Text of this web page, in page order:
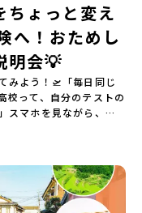
ちょっと変え
へ！おためし
明会💡
みよう！🛫「毎日同じ
校って、自分のテストの
スマホを見ながら、進
トの点数ではなく、
ぶ。そんな新しい選
いきなり知らない土地
ために、2泊3日で気軽
力を凝縮したオンライ
！✨＼🔥ここがすごい！